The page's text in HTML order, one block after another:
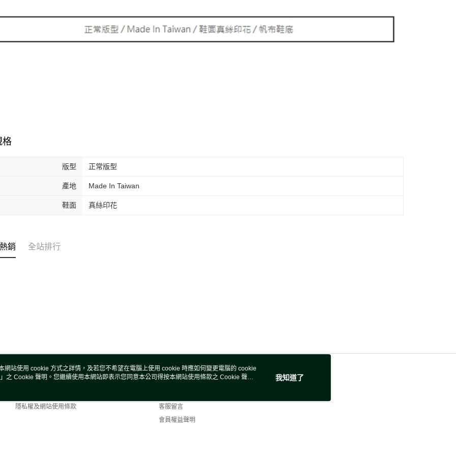
格
版型 正常版型
產地 Made In Taiwan
鞋面 真絲印花
銷 全站排行
關於我們
隱私權及網站使用條款
客服資訊
客服留言
會員權益聲明
網站使用 cookie 方式之詳情，及若您不希望在電腦上使用 cookie 時應如何變更電腦的 cookie
」之 Cookie 聲明。您繼續使用本網站即表示您同意本公司得按本網站使用條款之 Cookie 聲明
我知道了